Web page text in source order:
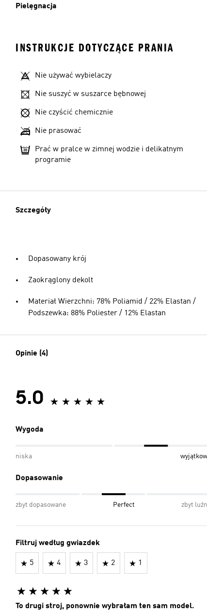
Pielęgnacja
INSTRUKCJE DOTYCZĄCE PRANIA
Nie używać wybielaczy
Nie suszyć w suszarce bębnowej
Nie czyścić chemicznie
Nie prasować
Prać w pralce w zimnej wodzie i delikatnym
programie
Szczegóły
Dopasowany krój
Zaokrąglony dekolt
Materiał Wierzchni: 78% Poliamid / 22% Elastan /
Podszewka: 88% Poliester / 12% Elastan
Opinie (4)
5.0
Wygoda
niska
Dopasowanie
zbyt dopasowane Perfect zbyt
Filtruj według gwiazdek
5 4 3 2 1
To drugi stroj, ponownie wybrałam ten sam model.